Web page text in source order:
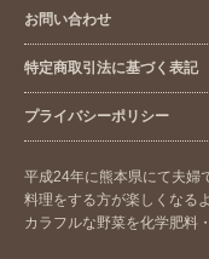
お問い合わせ
特定商取引法に基づく表記
プライバシーポリシー
平成24年に熊本県にて夫婦
料理をする方が楽しくなる
カラフルな野菜を化学肥料